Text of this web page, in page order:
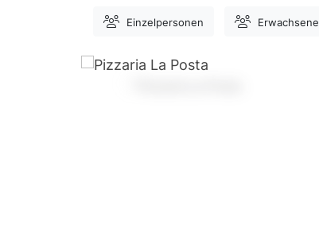
Einzelpersonen Erwachsene